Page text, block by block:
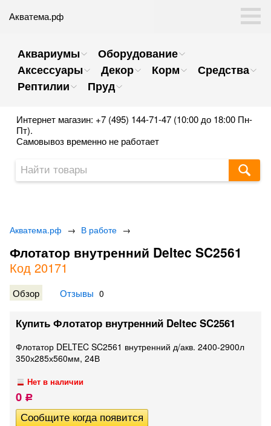
Акватема.рф
Аквариумы
Оборудование
Аксессуары
Декор Корм
Средства
Рептилии
Пруд
Интернет магазин: +7 (495) 144-71-47 (10:00 до 18:00 Пн-
Пт).
Самовывоз временно не работает
Акватема.рф → В работе →
Флотатор внутренний Deltec SC2561
Код 20171
Обзор Отзывы 0
Купить Флотатор внутренний Deltec SC2561
Флотатор DELTEC SC2561 внутренний д/акв. 2400-2900л
350х285х560мм, 24В
Нет в наличии
0 Р